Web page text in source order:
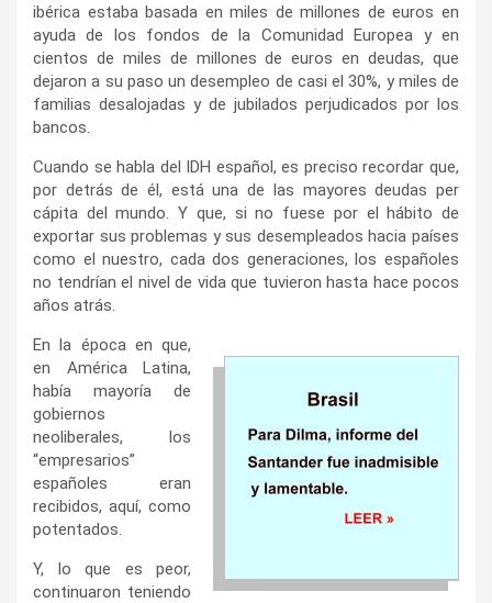
ibérica estaba basada en miles de millones de euros en
ayuda de los fondos de la Comunidad Europea y en
cientos de miles de millones de euros en deudas, que
dejaron a su paso un desempleo de casi el 30%, y miles de
familias desalojadas y de jubilados perjudicados por los
bancos.
Cuando se habla del IDH español, es preciso recordar que,
por detrás de él, está una de las mayores deudas per
cápita del mundo. Y que, si no fuese por el hábito de
exportar sus problemas y sus desempleados hacia países
como el nuestro, cada dos generaciones, los españoles
no tendrían el nivel de vida que tuvieron hasta hace pocos
años atrás.
En la época en que,
en América Latina,
había mayoría de
gobiernos
neoliberales, los
“empresarios”
españoles eran
recibidos, aquí, como
potentados.
Y, lo que es peor,
continuaron teniendo